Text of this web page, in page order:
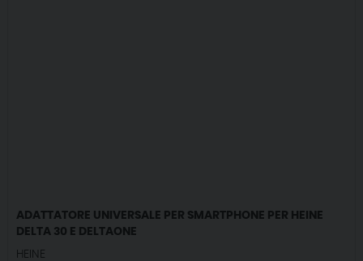
ADATTATORE UNIVERSALE PER SMARTPHONE PER HEINE
DELTA 30 E DELTAONE
HEINE